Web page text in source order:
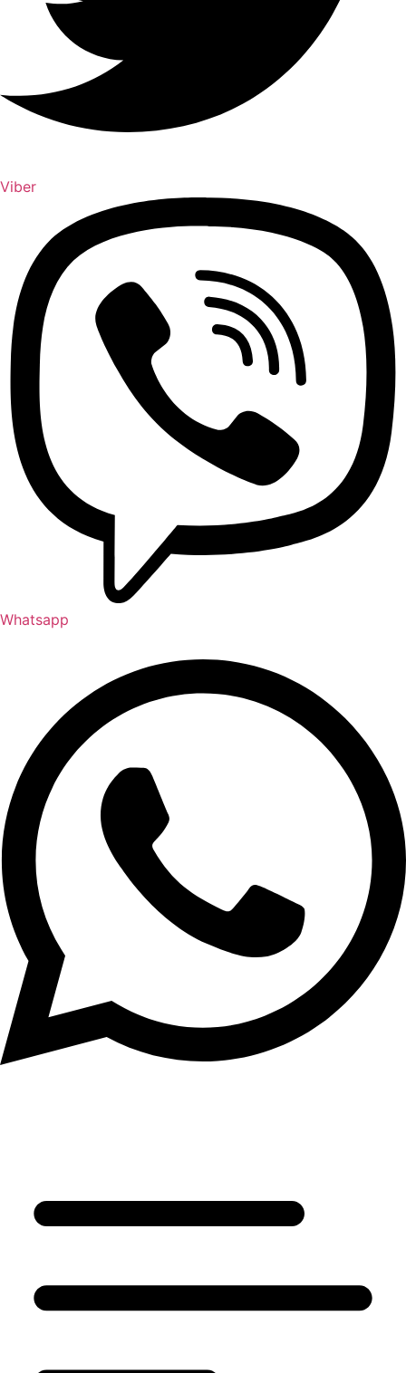
Viber
Whatsapp